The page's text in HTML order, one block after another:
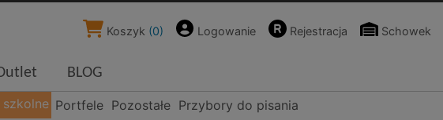
Koszyk (0) Logowanie Rejestracja Schowek
BLOG
szkolne Portfele Pozostałe Przybory do pisania